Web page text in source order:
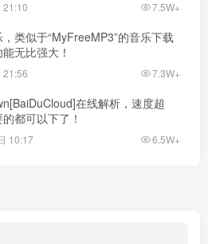
21:10 7.5W+
类似于“MyFreeMP3”的音乐下载
无比强大！
21:56 7.3W+
在线解析，速度超
都可以下了！
10:17 6.5W+